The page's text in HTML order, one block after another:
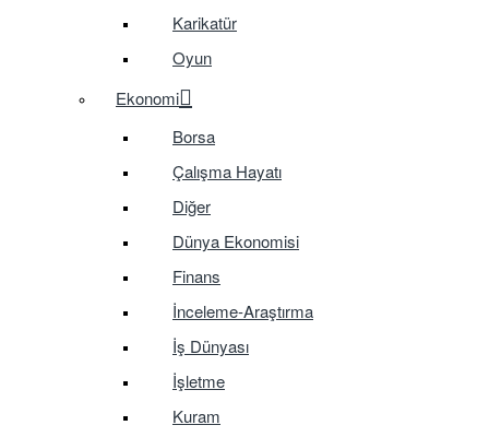
Karikatür
Oyun
Ekonomi
Borsa
Çalışma Hayatı
Diğer
Dünya Ekonomisi
Finans
İnceleme-Araştırma
İş Dünyası
İşletme
Kuram